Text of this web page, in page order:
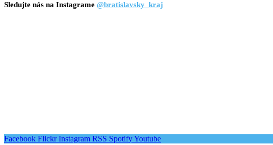
Sledujte nás na Instagrame @bratislavsky_kraj
Facebook Flickr Instagram RSS SpotifyYoutube